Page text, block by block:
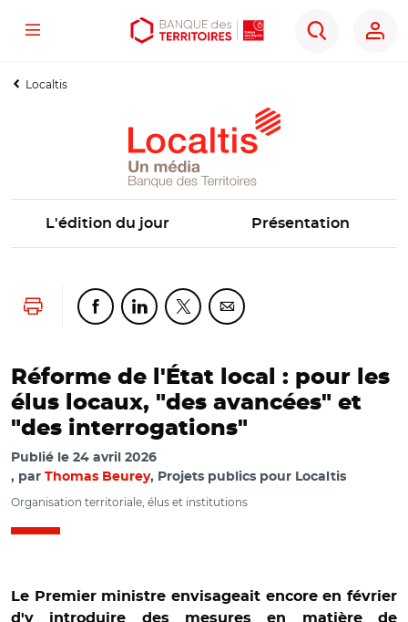
Aller
contenu
Aller
menu
Ouvrir
outils
Menu
Rechercher
Localtis
L'édition du jour Présentation
Lancer l'impressionPartager cette page sur Facebook
Partager cette page sur Linkedin
Partager cette page sur Twitter
Partager cette page sur
Réforme de l'État local : pour les
élus locaux, "des avancées" et
"des interrogations"
Publié le 24 avril 2026
par Thomas Beurey, Projets publics pour Localtis
Organisation territoriale, élus et institutions
Le Premier ministre envisageait encore en février
d'y introduire des mesures en matière de